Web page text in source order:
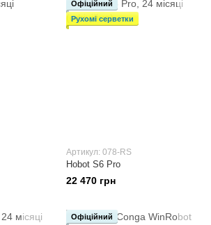
Офіційний
Рухомі серветки
Артикул: 078-RS
Hobot S6 Pro
22 470 грн
Офіційний